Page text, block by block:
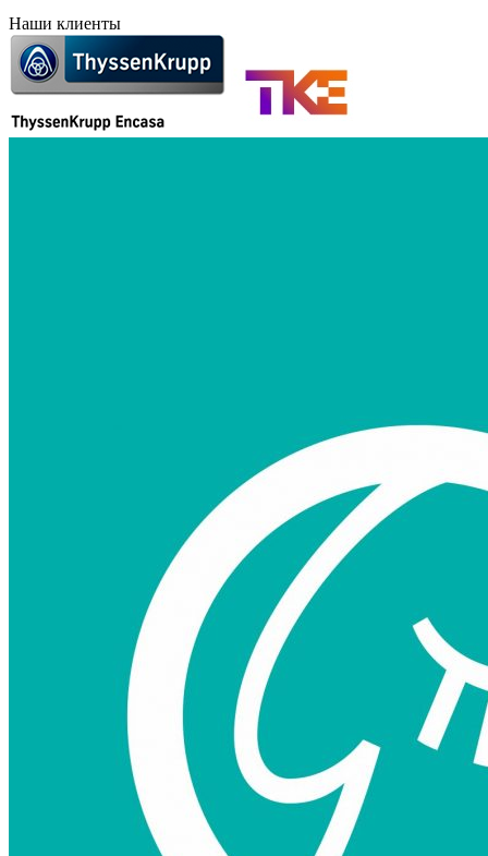
Наши клиенты